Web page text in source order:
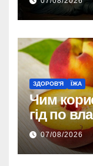
ЗДОРОВ'Я ЇЖА
Чим
гід по
впливі
07/08/2026